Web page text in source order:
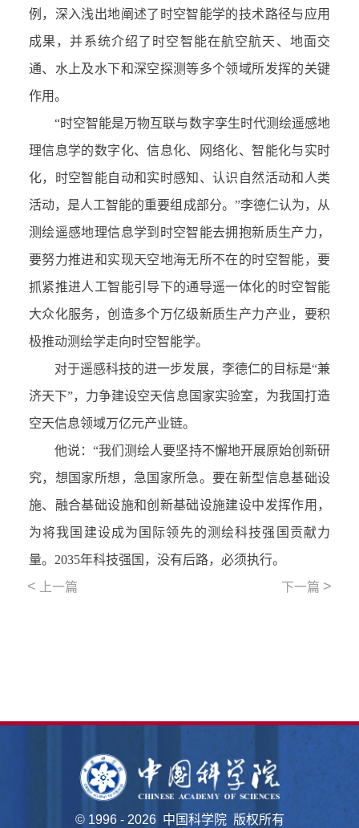
例，深入浅出地阐述了时空智能学的技术路径与应用
成果，并系统介绍了时空智能在航空航天、地面交
通、水上及水下和深空探测等多个领域所发挥的关键
作用。
“时空智能是万物互联与数字孪生时代测绘遥感地
理信息学的数字化、信息化、网络化、智能化与实时
化，时空智能自动和实时感知、认识自然活动和人类
活动，是人工智能的重要组成部分。”李德仁认为，从
测绘遥感地理信息学到时空智能去拥抱新质生产力，
要努力推进和实现天空地海无所不在的时空智能，要
抓紧推进人工智能引导下的通导遥一体化的时空智能
大众化服务，创造多个万亿级新质生产力产业，要积
极推动测绘学走向时空智能学。
对于遥感科技的进一步发展，李德仁的目标是“兼
济天下”，力争建设空天信息国家实验室，为我国打造
空天信息领域万亿元产业链。
他说：“我们测绘人要坚持不懈地开展原始创新研
究，想国家所想，急国家所急。要在新型信息基础设
施、融合基础设施和创新基础设施建设中发挥作用，
为将我国建设成为国际领先的测绘科技强国贡献力
量。2035年科技强国，没有后路，必须执行。
< 上一篇 下一篇 >
© 1996 - 2026 中国科学院 版权所有